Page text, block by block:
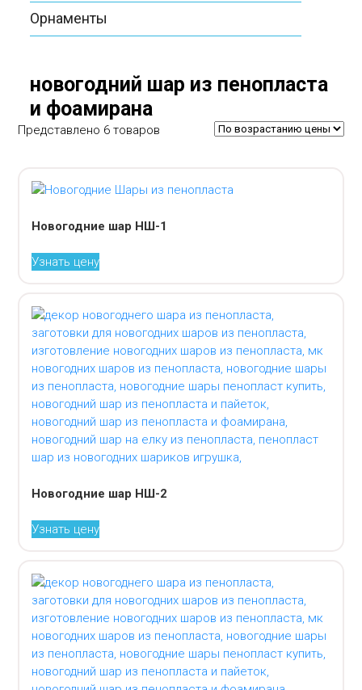
новогодний шар из пенопласта
и фоамирана
Представлено 6 товаров
Новогодние шар НШ-1
Узнать цену
Новогодние шар НШ-2
Узнать цену
Орнаменты